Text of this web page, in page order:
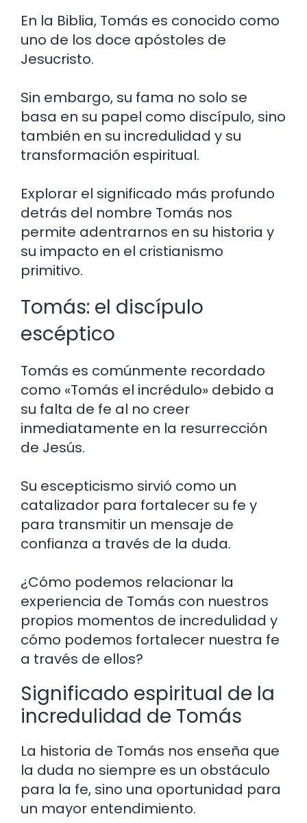
En la Biblia, Tomás es conocido como
uno de los doce apóstoles de
Jesucristo.
Sin embargo, su fama no solo se
basa en su papel como discípulo, sino
también en su incredulidad y su
transformación espiritual.
Explorar el significado más profundo
detrás del nombre Tomás nos
permite adentrarnos en su historia y
su impacto en el cristianismo
primitivo.
Tomás: el discípulo
escéptico
Tomás es comúnmente recordado
como «Tomás el incrédulo» debido a
su falta de fe al no creer
inmediatamente en la resurrección
de Jesús.
Su escepticismo sirvió como un
catalizador para fortalecer su fe y
para transmitir un mensaje de
confianza a través de la duda.
¿Cómo podemos relacionar la
experiencia de Tomás con nuestros
propios momentos de incredulidad y
cómo podemos fortalecer nuestra fe
a través de ellos?
Significado espiritual de la
incredulidad de Tomás
La historia de Tomás nos enseña que
la duda no siempre es un obstáculo
para la fe, sino una oportunidad para
un mayor entendimiento.